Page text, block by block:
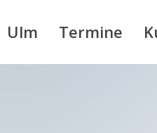
Ulm Termine